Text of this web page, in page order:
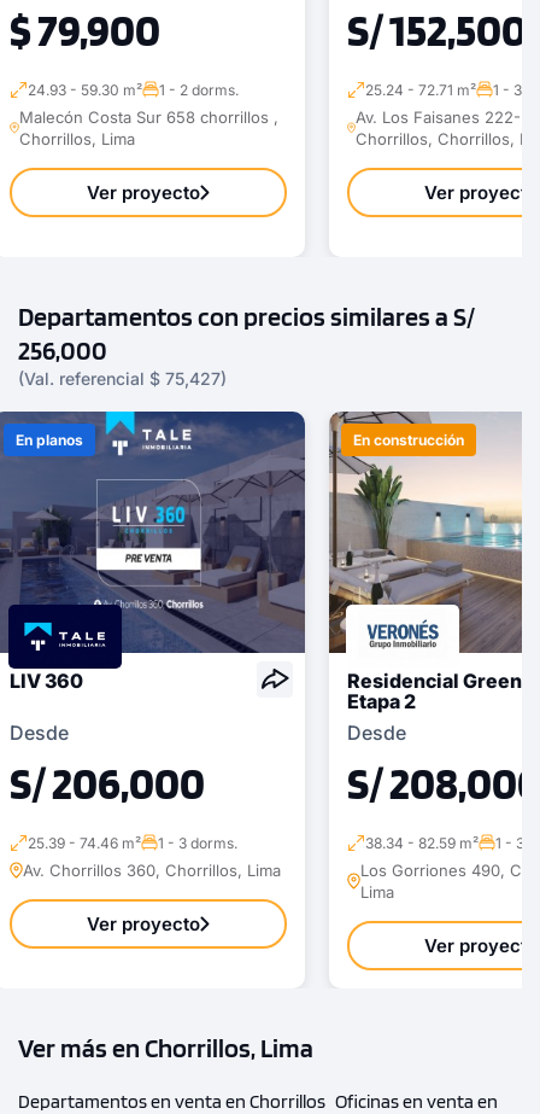
$ 79,900
24.93 - 59.30 m² 1 - 2 dorms.
Malecón Costa Sur 658 chorrillos ,
Chorrillos, Lima
Ver proyecto
S/ 152,500
25.24 - 72.71 m² 1 - 3
Av. Los Faisanes 222-
Chorrillos, Chorrillos,
Ver proyecto
Departamentos con precios similares a S/
256,000
(Val. referencial $ 75,427)
En planos
LIV 360
Desde
S/ 206,000
25.39 - 74.46 m² 1 - 3 dorms.
Av. Chorrillos 360, Chorrillos, Lima
Ver proyecto
En construcción
Residencial Green
Etapa 2
Desde
S/
38.34 - 82.59 m² 1 - 3
Los Gorriones 490,
Lima
Ver proyecto
Ver más en Chorrillos, Lima
Departamentos en venta en Chorrillos Oficinas en venta en